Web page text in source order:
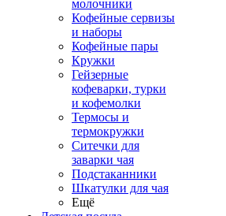
молочники
Кофейные сервизы
и наборы
Кофейные пары
Кружки
Гейзерные
кофеварки, турки
и кофемолки
Термосы и
термокружки
Ситечки для
заварки чая
Подстаканники
Шкатулки для чая
Ещё